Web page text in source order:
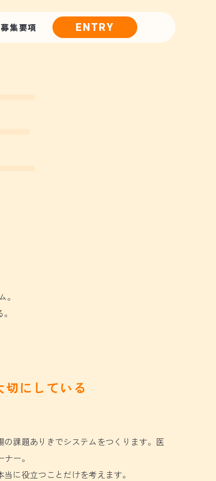
募集要項 ENTRY
にしている
課題ありきでシステムをつくります。医
ー。
に役立つことだけを考えます。